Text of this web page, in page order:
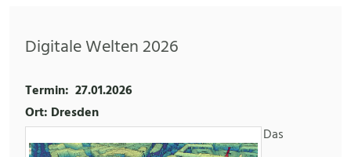
Digitale Welten 2026
Termin: 27.01.2026
Ort: Dresden
Das